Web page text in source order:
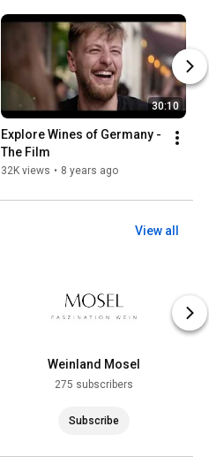
30:10
Explore Wines of Germany -
The Film
32K views • 8 years ago
View all
Weinland Mosel
275 subscribers
Subscribe